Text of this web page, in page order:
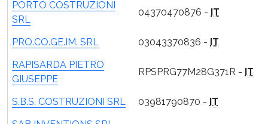
PORTO COSTRUZIONI
SRL
04370470876 - IT
PRO.CO.GE.IM. SRL 03043370836 - IT
RAPISARDA PIETRO
GIUSEPPE
RPSPRG77M28G371R - IT
S.B.S. COSTRUZIONI SRL 03981790870 - IT